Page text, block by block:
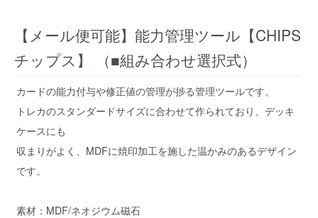
【メール便可能】能力管理ツール【CHIPS
チップス】 （■組み合わせ選択式）
カードの能力付与や修正値の管理が捗る管理ツールです。
トレカのスタンダードサイズに合わせて作られており、デッキ
ケースにも
収まりがよく、MDFに焼印加工を施した温かみのあるデザイン
です。
素材：MDF/ネオジウム磁石